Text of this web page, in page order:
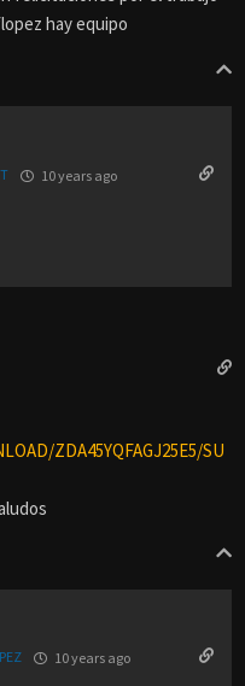
hay equipo
10 years ago
ZDA45YQFAGJ25E5/SU
10 years ago